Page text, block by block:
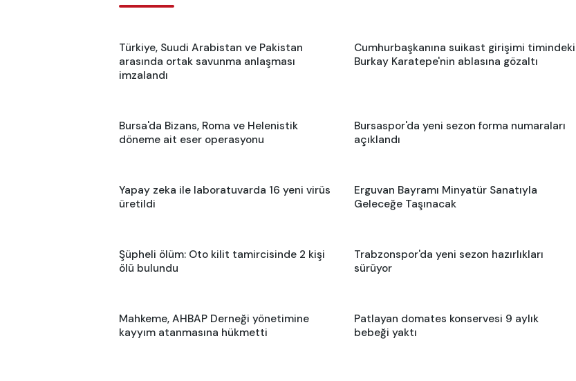
Türkiye, Suudi Arabistan ve Pakistan
arasında ortak savunma anlaşması
imzalandı
Cumhurbaşkanına suikast girişimi timindeki
Burkay Karatepe'nin ablasına gözaltı
Bursa'da Bizans, Roma ve Helenistik
döneme ait eser operasyonu
Bursaspor'da yeni sezon forma numaraları
açıklandı
Yapay zeka ile laboratuvarda 16 yeni virüs
üretildi
Erguvan Bayramı Minyatür Sanatıyla
Geleceğe Taşınacak
Şüpheli ölüm: Oto kilit tamircisinde 2 kişi
ölü bulundu
Trabzonspor'da yeni sezon hazırlıkları
sürüyor
Mahkeme, AHBAP Derneği yönetimine
kayyım atanmasına hükmetti
Patlayan domates konservesi 9 aylık
bebeği yaktı